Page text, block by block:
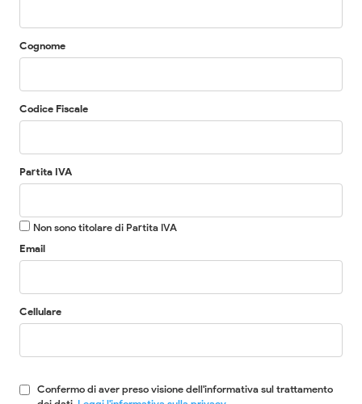
Cognome
Codice Fiscale
Partita IVA
Non sono titolare di Partita IVA
Email
Cellulare
Confermo di aver preso visione dell'informativa sul trattamento